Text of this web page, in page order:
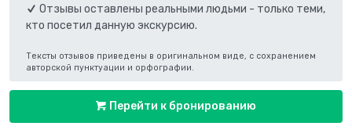
Отзывы оставлены реальными людьми - только теми,
кто посетил данную экскурсию.
Тексты отзывов приведены в оригинальном виде, с сохранением
авторской пунктуации и орфографии.
Перейти к бронированию